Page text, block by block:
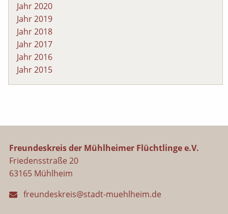
Jahr 2020
Jahr 2019
Jahr 2018
Jahr 2017
Jahr 2016
Jahr 2015
Freundeskreis der Mühlheimer Flüchtlinge e.V.
Friedensstraße 20
63165 Mühlheim
freundeskreis@stadt-muehlheim.de